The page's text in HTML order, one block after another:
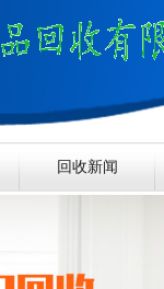
回收新闻